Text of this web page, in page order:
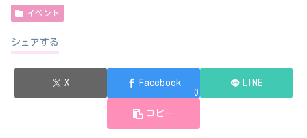
イベント
シェアする
X Facebook
0
LINE
コピー